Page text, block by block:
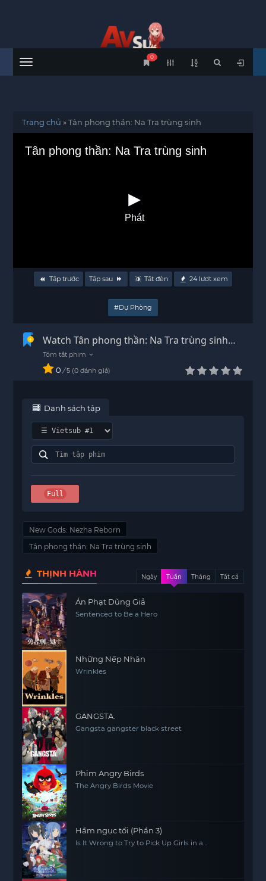
Menu
0
Trang chủ »Tân phong thần: Na Tra trùng sinh
Tân phong thần: Na Tra trùng sinh
Phát
Tập trước Tập sau Tắt đèn 24lượt xem
#Dự Phòng
Watch Tân phong thần: Na Tra trùng sinh
Vietsub - HD
0 / 5 0 đánh giá
Danh sách tập
Full
New Gods: Nezha Reborn
Tân phong thần: Na Tra trùng sinh
THỊNH HÀNH Ngày Tuần Tháng Tất cả
Án Phạt Dũng Giả
Sentenced to Be a Hero
Những Nếp Nhăn
Wrinkles
GANGSTA.
Gangsta gangster black street
Phim Angry Birds
The Angry Birds Movie
Hầm ngục tối (Phần 3)
Is It Wrong to Try to Pick Up Girls in a